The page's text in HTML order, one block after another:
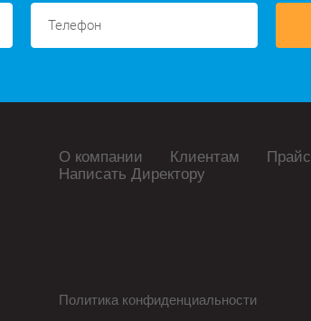
О компании Клиентам Прайс
Написать Директору
Политика конфиденциальности